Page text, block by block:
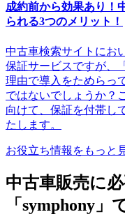
成約前から効果あり！
られる3つのメリット！
中古車検索サイトにお
保証サービスですが、
理由で導入をためらっ
ではないでしょうか？
向けて、保証を付帯し
たします。
お役立ち情報をもっと
中古車販売に
「symphony」